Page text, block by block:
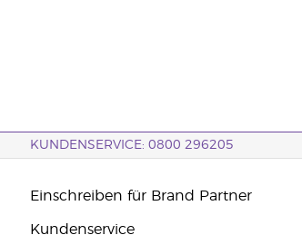
KUNDENSERVICE: 0800 296205
Einschreiben für Brand Partner
Kundenservice